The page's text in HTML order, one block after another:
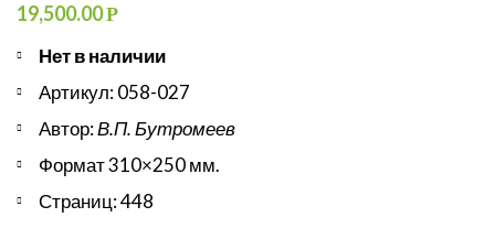
19,500.00Р
Нет в наличии
Артикул: 058-027
Автор:В.П. Бутромеев
Формат 310×250 мм.
Страниц: 448